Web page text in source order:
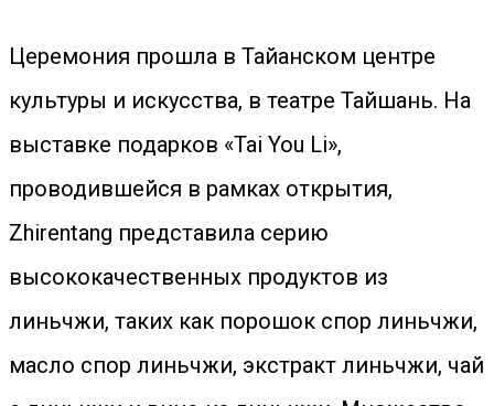
Церемония прошла в Тайанском центре
культуры и искусства, в театре Тайшань. На
выставке подарков «Tai You Li»,
проводившейся в рамках открытия,
Zhirentang представила серию
высококачественных продуктов из
линьчжи, таких как порошок спор линьчжи,
масло спор линьчжи, экстракт линьчжи, чай